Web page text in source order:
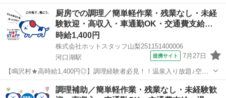
場・調理補助スタッフ募集！ 《 洗い場及び調理補助スタッフ 》 厨
房内での洗い物と 簡単な調理補助をお願いします！ ●洗い場業務 サ
ービス...
山梨 南都留郡 河口湖駅 飲食
厨房での調理／簡単軽作業・残業なし・未経
験歓迎・高収入・車通勤OK・交通費支給…
時給1,400円
株式会社ホットスタッフ山梨251151400006
河口湖駅
提携サイト 7月27日
【鳴沢村★高時給1,400円◎】調理経験者必見！！温泉入り放題♪空調
完備◎きれいな職場で快適◎残業なし◎厨房での調理スタッフ募集！
《 厨房での調理業務全般 》 厨房での調理業務全般をお願いしま
南都留郡 河口湖駅 飲食
調理補助／簡単軽作業・残業なし・未経験歓